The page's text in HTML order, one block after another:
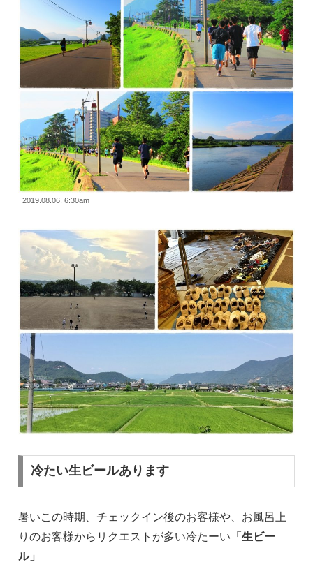
2019.08.06. 6:30am
冷たい生ビールあります
暑いこの時期、チェックイン後のお客様や、お風呂上
りのお客様からリクエストが多い冷たーい 「生ビー
ル」